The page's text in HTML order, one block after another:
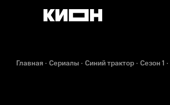
Главная Сериалы Синий трактор Сезон 1